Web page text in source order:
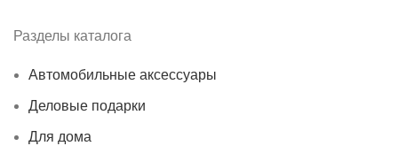
Разделы каталога
Автомобильные аксессуары
Деловые подарки
Для дома